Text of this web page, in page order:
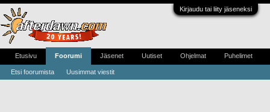
Kirjaudu tai liity jäseneksi
Etusivu Foorumi
Etsi foorumista Uusimmat viestit
Jäsenet Uutiset Ohjelmat Puhelimet